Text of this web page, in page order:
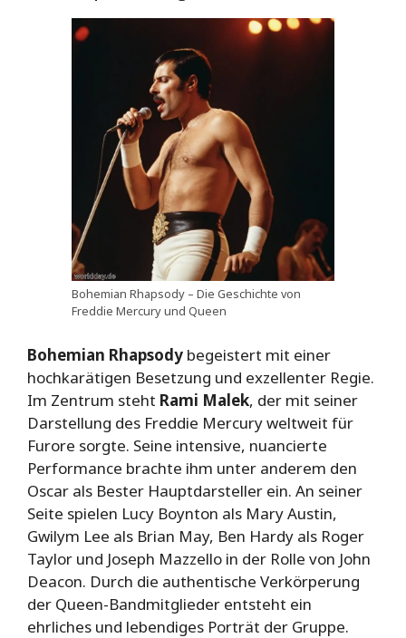
Bohemian Rhapsody – Die Geschichte von
Freddie Mercury und Queen
Bohemian Rhapsody begeistert mit einer
hochkarätigen Besetzung und exzellenter Regie.
Im Zentrum steht Rami Malek, der mit seiner
Darstellung des Freddie Mercury weltweit für
Furore sorgte. Seine intensive, nuancierte
Performance brachte ihm unter anderem den
Oscar als Bester Hauptdarsteller ein. An seiner
Seite spielen Lucy Boynton als Mary Austin,
Gwilym Lee als Brian May, Ben Hardy als Roger
Taylor und Joseph Mazzello in der Rolle von John
Deacon. Durch die authentische Verkörperung
der Queen-Bandmitglieder entsteht ein
ehrliches und lebendiges Porträt der Gruppe.